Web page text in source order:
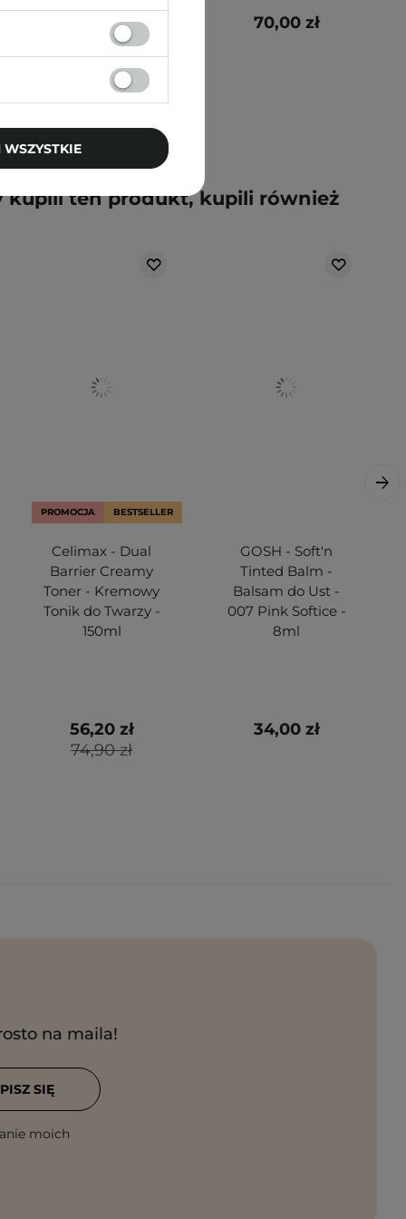
126,00 zł 70,00 zł
kupili ten produkt, kupili również
PROMOCJA BESTSELLER
Celimax - Dual
Barrier Creamy
Toner - Kremowy
Tonik do Twarzy -
150ml
74,90 zł
56,20 zł
GOSH - Soft'n
Tinted Balm -
Balsam do Ust -
007 Pink Softice -
8ml
34,00 zł
na maila!
moich
SIĘ